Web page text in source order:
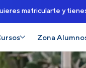
matricularte y
Zona